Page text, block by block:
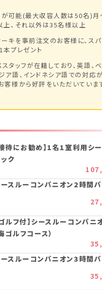
可能(最大収容人数は50名)月
上、それ以外は35名様以上
キを事前注文のお客様に、ス
本プレゼント
タッフが在籍しており、英語、
ア語、インドネシア語での対応
客様から好評をいただいていま
接待にお勧め】1名1室利用シ
ク
スルーコンパニオン2時間パ
ルフ付】シースルーコンパニ
ゴルフコース）
スルーコンパニオン3時間パ